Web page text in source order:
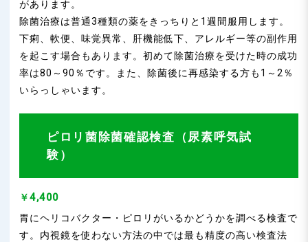
があります。
除菌治療は普通3種類の薬をきっちりと1週間服用します。
下痢、軟便、味覚異常、肝機能低下、アレルギー等の副作用
を起こす場合もあります。初めて除菌治療を受けた時の成功
率は80～90％です。また、除菌後に再感染する方も1～2％
いらっしゃいます。
ピロリ菌除菌確認検査（尿素呼気試
験）
￥4,400
胃にヘリコバクター・ピロリがいるかどうかを調べる検査で
す。内視鏡を使わない方法の中では最も精度の高い検査法